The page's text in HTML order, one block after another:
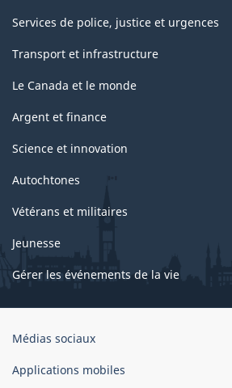
Services de police, justice et urgences
Transport et infrastructure
Le Canada et le monde
Argent et finance
Science et innovation
Autochtones
Vétérans et militaires
Jeunesse
Gérer les événements de la vie
Organisation
gouvernement
Médias sociaux
Applications mobiles